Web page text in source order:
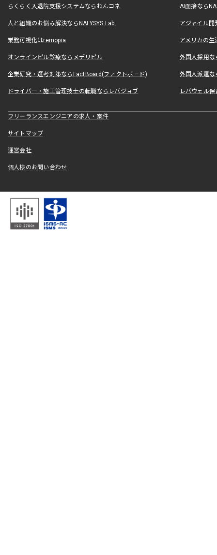
らくらく入退院支援システムならわんコネ AI面接なら
人と組織のお悩み解決ならNALYSYS Lab. アジャイル
業務可視化はremopia アメリカの
オンラインピル診療ならメデリピル 外国人採用
企業研究・選考対策ならFactBoard(ファクトボード) 外国人派遣な
ドライバー・施工管理技士の転職ならレバジョブ レバウェル
フリーランスエンジニアの求人・案件
サイトマップ
運営会社
個人様のお問い合わせ